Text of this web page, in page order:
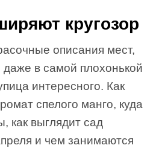
кругозор
описания мест,
в самой плохонькой
интересного. Как
спелого манго, куда
как выглядит сад
и чем занимаются